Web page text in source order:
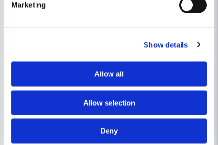
Marketing
Show details
Allow all
Allow selection
Deny